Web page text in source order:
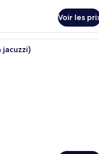
Voir les
Une chambre d’hôtel
jacuzzi)